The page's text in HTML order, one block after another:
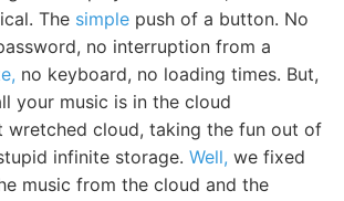
The simple push of a button. No
no interruption from a
no keyboard, no loading times. But,
your music is in the cloud
wretched cloud, taking the fun out of
infinite storage. Well, we fixed
music from the cloud and the